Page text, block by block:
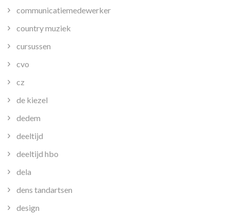
communicatiemedewerker
country muziek
cursussen
cvo
cz
de kiezel
dedem
deeltijd
deeltijd hbo
dela
dens tandartsen
design